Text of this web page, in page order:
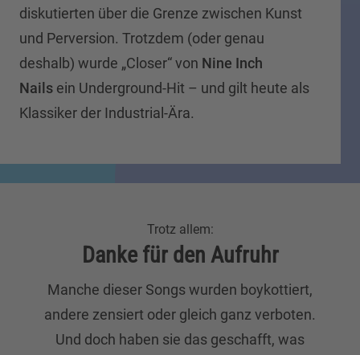
diskutierten über die Grenze zwischen Kunst
und Perversion. Trotzdem (oder genau
deshalb) wurde „Closer“ von Nine Inch
Nails ein Underground-Hit – und gilt heute als
Klassiker der Industrial-Ära.
Trotz allem:
Danke für den Aufruhr
Manche dieser Songs wurden boykottiert,
andere zensiert oder gleich ganz verboten.
Und doch haben sie das geschafft, was